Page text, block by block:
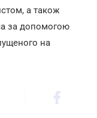
а також
за допомогою
на